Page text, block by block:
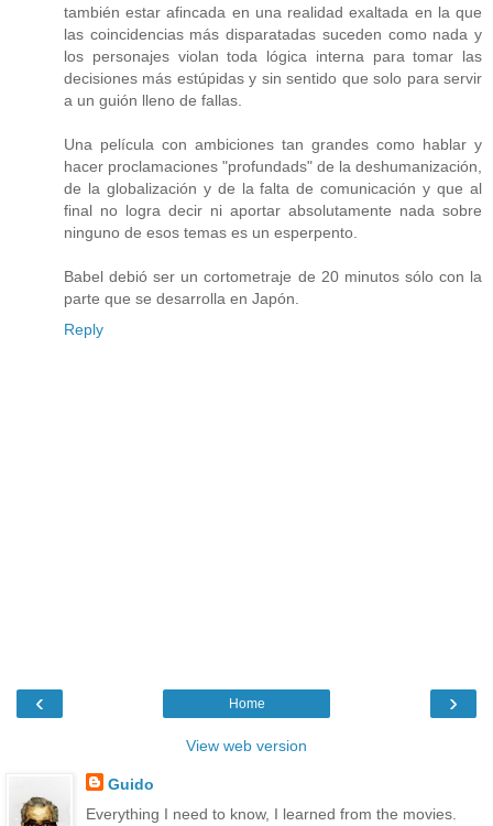
también estar afincada en una realidad exaltada en la que
las coincidencias más disparatadas suceden como nada y
los personajes violan toda lógica interna para tomar las
decisiones más estúpidas y sin sentido que solo para servir
a un guión lleno de fallas.
Una película con ambiciones tan grandes como hablar y
hacer proclamaciones "profundads" de la deshumanización,
de la globalización y de la falta de comunicación y que al
final no logra decir ni aportar absolutamente nada sobre
ninguno de esos temas es un esperpento.
Babel debió ser un cortometraje de 20 minutos sólo con la
parte que se desarrolla en Japón.
Reply
‹ ›
Home
View web version
Guido
Everything I need to know, I learned from the movies.